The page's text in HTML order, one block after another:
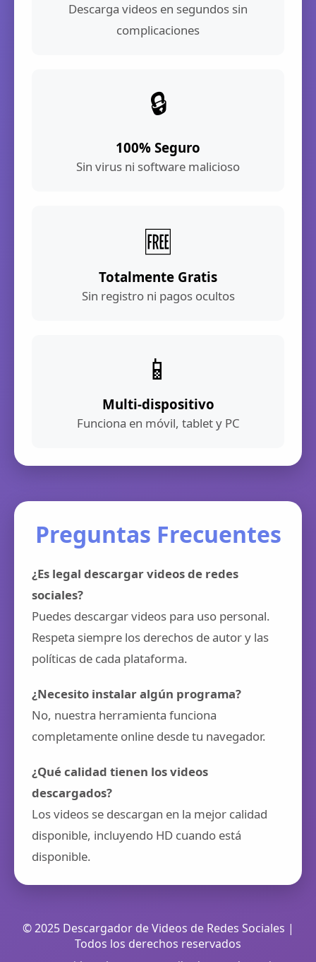
Descarga videos en segundos sin
complicaciones
🔒
100% Seguro
Sin virus ni software malicioso
🆓
Totalmente Gratis
Sin registro ni pagos ocultos
📱
Multi-dispositivo
Funciona en móvil, tablet y PC
Preguntas Frecuentes
¿Es legal descargar videos de redes
sociales?
Puedes descargar videos para uso personal.
Respeta siempre los derechos de autor y las
políticas de cada plataforma.
¿Necesito instalar algún programa?
No, nuestra herramienta funciona
completamente online desde tu navegador.
¿Qué calidad tienen los videos
descargados?
Los videos se descargan en la mejor calidad
disponible, incluyendo HD cuando está
disponible.
© 2025 Descargador de Videos de Redes Sociales |
Todos los derechos reservados